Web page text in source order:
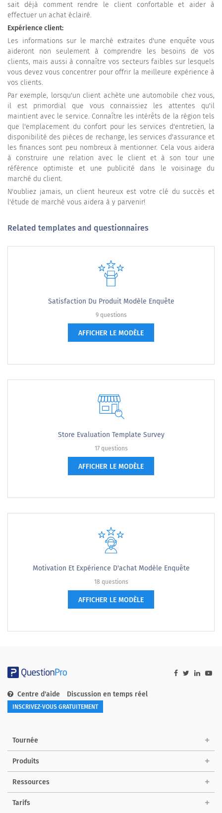
sait déjà comment rendre le client confortable et aider à
effectuer un achat éclairé.
Expérience client:
Les informations sur le marché extraites d'une enquête vous
aideront non seulement à comprendre les besoins de vos
clients, mais aussi à connaître vos secteurs faibles sur lesquels
vous devez vous concentrer pour offrir la meilleure expérience à
vos clients.
Par exemple, lorsqu'un client achète une automobile chez vous,
il est primordial que vous connaissiez les attentes qu'il
maintient avec le service. Connaître les intérêts de la région tels
que l'emplacement du confort pour les services d'entretien, la
disponibilité des pièces de rechange, les services d'assurance et
les finances sont peu nombreux à mentionner. Cela vous aidera
à construire une relation avec le client et à son tour une
référence optimiste et une publicité dans le voisinage du
marché du client.
N'oubliez jamais, un client heureux est votre clé du succès et
l'étude de marché vous aidera à y parvenir!
Related templates and questionnaires
Satisfaction Du Produit Modèle Enquête
9 questions
AFFICHER LE MODÈLE
Store Evaluation Template Survey
17 questions
AFFICHER LE MODÈLE
Motivation Et Expérience D'achat Modèle Enquête
18 questions
AFFICHER LE MODÈLE
Centre d'aide Discussion en temps réel
INSCRIVEZ-VOUS GRATUITEMENT
Tournée
Produits
Ressources
Tarifs